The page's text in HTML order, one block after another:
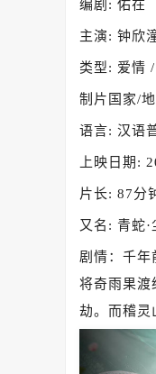
编剧: 佑在
主演: 钟欣
类型: 爱情
制片国家/
语言: 汉语
上映日期:
片长: 87分
又名: 青蛇
剧情：千
将奇雨果渡
劫。而稽